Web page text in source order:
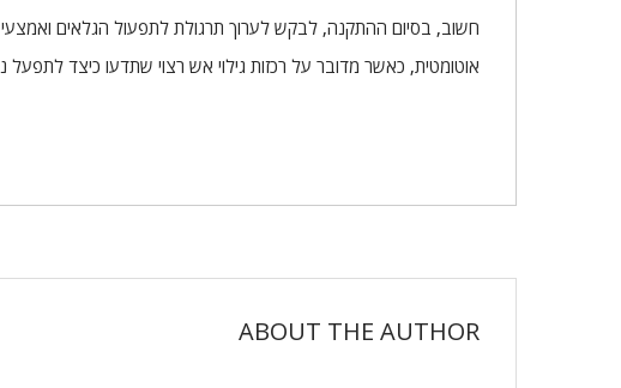
חשוב, בסיום ההתקנה, לבקש לערוך תרגולת לתפעול הגלאים
אוטומטית, כאשר מדובר על רכזות גילוי אש רצוי שתדעו כיצד
ABOUT THE AUTHOR